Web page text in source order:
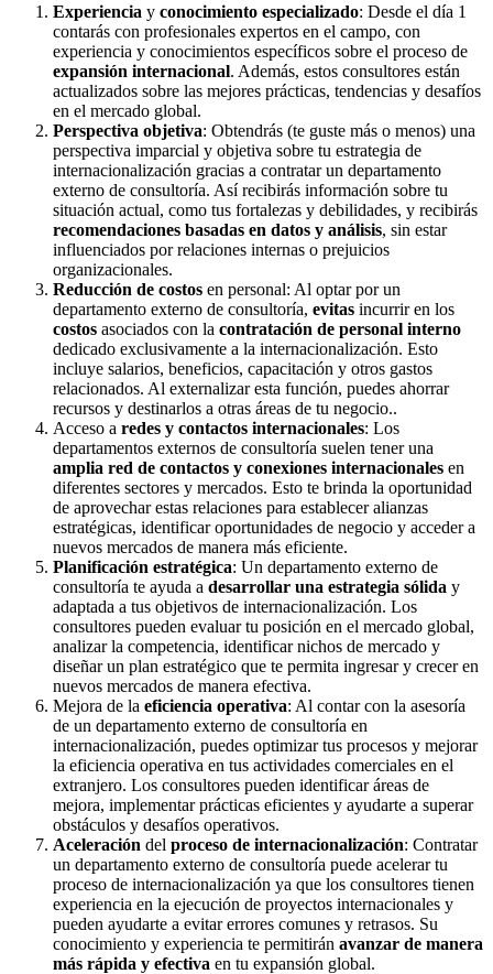
Experiencia y conocimiento especializado: Desde el día 1
contarás con profesionales expertos en el campo, con
experiencia y conocimientos específicos sobre el proceso de
expansión internacional. Además, estos consultores están
actualizados sobre las mejores prácticas, tendencias y desafíos
en el mercado global.
Perspectiva objetiva: Obtendrás (te guste más o menos) una
perspectiva imparcial y objetiva sobre tu estrategia de
internacionalización gracias a contratar un departamento
externo de consultoría. Así recibirás información sobre tu
situación actual, como tus fortalezas y debilidades, y recibirás
recomendaciones basadas en datos y análisis, sin estar
influenciados por relaciones internas o prejuicios
organizacionales.
Reducción de costos en personal: Al optar por un
departamento externo de consultoría, evitas incurrir en los
costos asociados con la contratación de personal interno
dedicado exclusivamente a la internacionalización. Esto
incluye salarios, beneficios, capacitación y otros gastos
relacionados. Al externalizar esta función, puedes ahorrar
recursos y destinarlos a otras áreas de tu negocio..
Acceso a redes y contactos internacionales: Los
departamentos externos de consultoría suelen tener una
amplia red de contactos y conexiones internacionales en
diferentes sectores y mercados. Esto te brinda la oportunidad
de aprovechar estas relaciones para establecer alianzas
estratégicas, identificar oportunidades de negocio y acceder a
nuevos mercados de manera más eficiente.
Planificación estratégica: Un departamento externo de
consultoría te ayuda a desarrollar una estrategia sólida y
adaptada a tus objetivos de internacionalización. Los
consultores pueden evaluar tu posición en el mercado global,
analizar la competencia, identificar nichos de mercado y
diseñar un plan estratégico que te permita ingresar y crecer en
nuevos mercados de manera efectiva.
Mejora de la eficiencia operativa: Al contar con la asesoría
de un departamento externo de consultoría en
internacionalización, puedes optimizar tus procesos y mejorar
la eficiencia operativa en tus actividades comerciales en el
extranjero. Los consultores pueden identificar áreas de
mejora, implementar prácticas eficientes y ayudarte a superar
obstáculos y desafíos operativos.
Aceleración del proceso de internacionalización: Contratar
un departamento externo de consultoría puede acelerar tu
proceso de internacionalización ya que los consultores tienen
experiencia en la ejecución de proyectos internacionales y
pueden ayudarte a evitar errores comunes y retrasos. Su
conocimiento y experiencia te permitirán avanzar de manera
más rápida y efectiva en tu expansión global.